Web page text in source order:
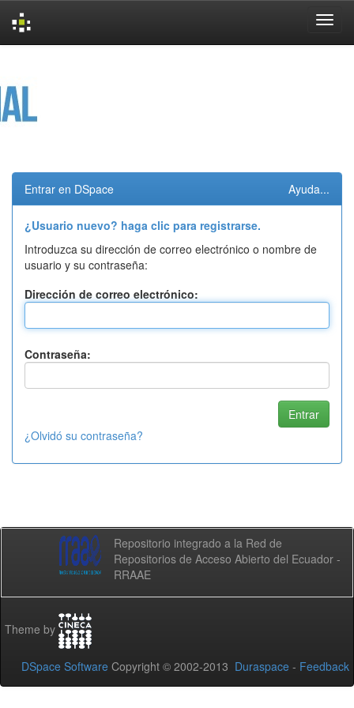
Entrar en DSpace Ayuda...
¿Usuario nuevo? haga clic para registrarse.
Introduzca su dirección de correo electrónico o nombre de
usuario y su contraseña:
Dirección de correo electrónico:
Contraseña:
¿Olvidó su contraseña?
Repositorio integrado a la Red de
Repositorios de Acceso Abierto del Ecuador -
RRAAE
Theme by
DSpace Software Copyright © 2002-2013 Duraspace - Feedback